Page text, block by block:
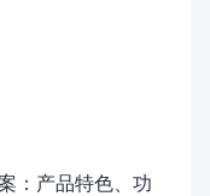
：产品特色、功